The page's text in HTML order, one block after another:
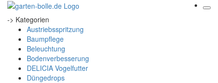
-> Kategorien
Austriebsspritzung
Baumpflege
Beleuchtung
Bodenverbesserung
DELICIA Vogelfutter
Düngedrops